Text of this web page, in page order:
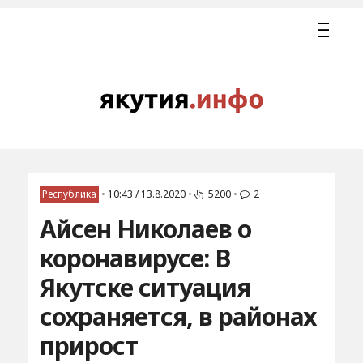
Республика • 10:43 / 13.8.2020 • 5200 • 2
Айсен Николаев о
коронавирусе: В
Якутске ситуация
сохраняется, в районах
прирост